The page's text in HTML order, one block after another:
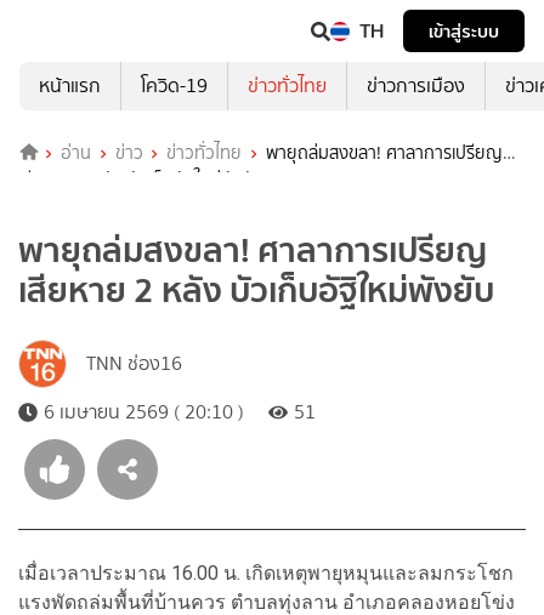
TH
เข้าสู่ระบบ
หน้าแรก
โควิด-19 ข่าวทั่วไทย ข่าวการเมือง ข่าว
อ่าน ข่าว ข่าวทั่วไทย
พายุถล่มสงขลา! ศาลาการเปรียญ
เสียหาย 2 หลัง บัวเก็บอัฐิใหม่พังยับ
พายุถล่มสงขลา! ศาลาการเปรียญ
เสียหาย 2 หลัง บัวเก็บอัฐิใหม่พังยับ
TNN ช่อง16
6 เมษายน 2569 ( 20:10 )
51
เมื่อเวลาประมาณ 16.00 น. เกิดเหตุพายุหมุนและลมกระโชก
แรงพัดถล่มพื้นที่บ้านควร ตำบลทุ่งลาน อำเภอคลองหอยโข่ง